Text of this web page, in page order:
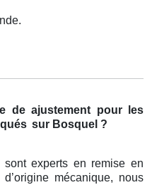
de ajustement pour les
sur Bosquel ?
sont experts en remise en
d’origine mécanique, nous